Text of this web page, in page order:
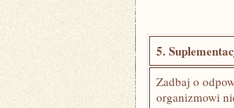
5.
Zadbaj o
organizmowi